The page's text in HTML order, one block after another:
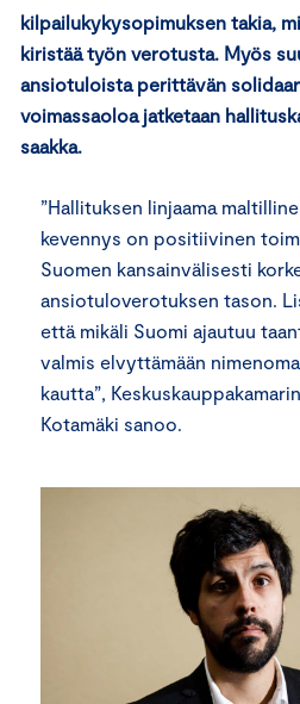
kilpailukykysopimuksen takia,
kiristää työn verotusta. Myös
ansiotuloista perittävän
voimassaoloa jatketaan
saakka.
”Hallituksen linjaama
kevennys on positiivinen
Suomen kansainvälisesti
ansiotuloverotuksen tason.
että mikäli Suomi ajautuu
valmis elvyttämään
kautta”,
Kotamäki sanoo.